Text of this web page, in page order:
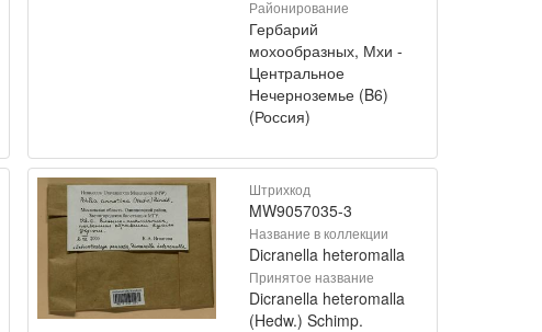
Районирование
Гербарий
мохообразных, Мхи -
Центральное
Нечерноземье (B6)
(Россия)
Штрихкод
MW9057035-3
Название в коллекции
Dicranella heteromalla
Принятое название
Dicranella heteromalla
(Hedw.) Schimp.